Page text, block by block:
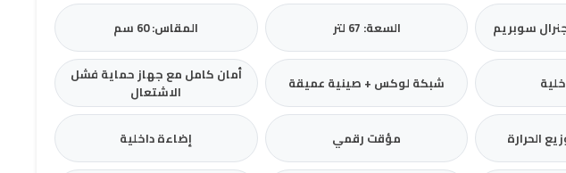
سوبريم السعة: 67 لتر المقاس: 60 سم
شبكة لوكس + صينية عميقة
أمان كامل مع جهاز حماية فشل
الاشتعال
الحرارة مؤقت رقمي إضاءة داخلية